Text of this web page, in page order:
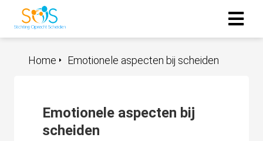
Emotionele aspecten bij scheiden
Home
Emotionele aspecten bij
scheiden